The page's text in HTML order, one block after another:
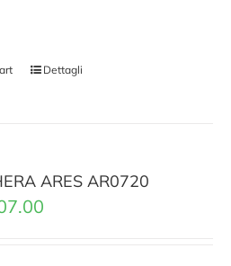
Dettagli
ARES AR0720